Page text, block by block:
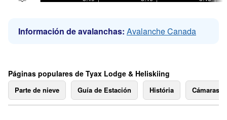
Información de avalanchas: Avalanche Canada
Páginas populares de Tyax Lodge & Heliskiing
Parte de nieve Guía de Estación História Cámaras